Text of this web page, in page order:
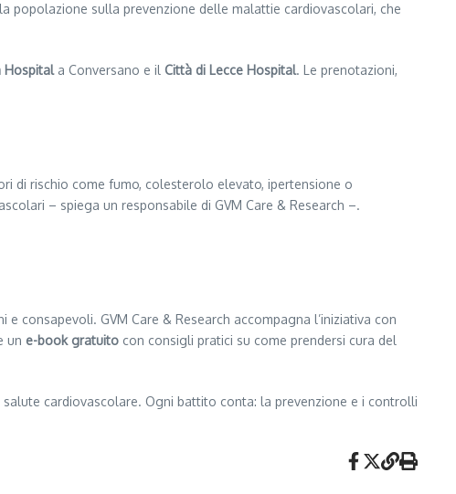
popolazione sulla prevenzione delle malattie cardiovascolari, che
Hospitala Conversano e il Città di Lecce Hospital. Le prenotazioni,
di rischio come fumo, colesterolo elevato, ipertensione o
– spiega un responsabile di GVM Care & Research –.
consapevoli. GVM Care & Research accompagna l’iniziativa con
un e-book gratuito con consigli pratici su come prendersi cura del
cardiovascolare. Ogni battito conta: la prevenzione e i controlli